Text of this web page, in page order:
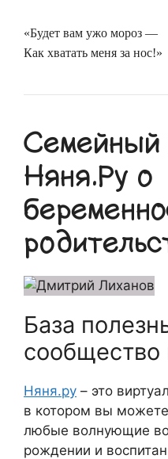
«Будет вам ужо мороз —
Как хватать меня за нос!»
Семейный
Няня.Ру о
База
Няня.ру – это
в котором вы
любые волнующие
рождении и